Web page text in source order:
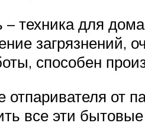
– техника для
загрязнений,
способен
отпаривателя от
все эти